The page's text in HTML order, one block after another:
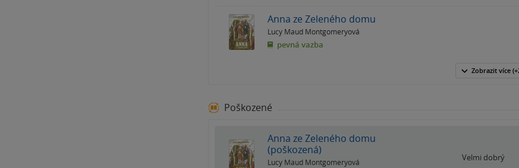
Anna ze Zeleného domu
Lucy Maud Montgomeryová
pevná vazba
Zobrazit více
Poškozené
Anna ze Zeleného domu
(poškozená)
Lucy Maud Montgomeryová Velmi dobrý